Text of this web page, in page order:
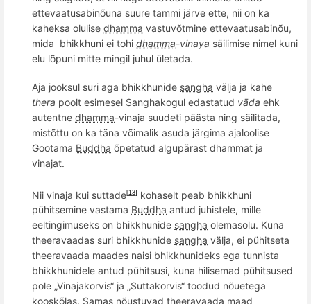
ettevaatusabinõuna suure tammi järve ette, nii on ka
kaheksa olulise dhamma vastuvõtmine ettevaatusabinõu,
mida bhikkhuni ei tohi dhamma-vinaya säilimise nimel kuni
elu lõpuni mitte mingil juhul ületada.
Aja jooksul suri aga bhikkhunide sangha välja ja kahe
thera poolt esimesel Sanghakogul edastatud vāda ehk
autentne dhamma-vinaja suudeti päästa ning säilitada,
mistõttu on ka täna võimalik asuda järgima ajaloolise
Gootama Buddha õpetatud algupärast dhammat ja
vinajat.
Nii vinaja kui suttade[13]
kohaselt peab bhikkhuni
pühitsemine vastama Buddha antud juhistele, mille
eeltingimuseks on bhikkhunide sangha olemasolu. Kuna
theeravaadas suri bhikkhunide sangha välja, ei pühitseta
theeravaada maades naisi bhikkhunideks ega tunnista
bhikkhunidele antud pühitsusi, kuna hilisemad pühitsused
pole „Vinajakorvis“ ja „Suttakorvis“ toodud nõuetega
kooskõlas. Samas nõustuvad theeravaada maad